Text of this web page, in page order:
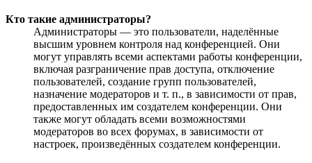
Кто такие администраторы?
Администраторы — это пользователи, наделённые
высшим уровнем контроля над конференцией. Они
могут управлять всеми аспектами работы конференции,
включая разграничение прав доступа, отключение
пользователей, создание групп пользователей,
назначение модераторов и т. п., в зависимости от прав,
предоставленных им создателем конференции. Они
также могут обладать всеми возможностями
модераторов во всех форумах, в зависимости от
настроек, произведённых создателем конференции.